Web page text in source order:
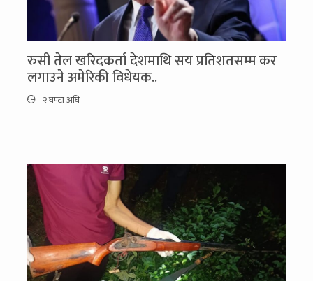
रुसी तेल खरिदकर्ता देशमाथि सय प्रतिशतसम्म कर
लगाउने अमेरिकी विधेयक..
२ घण्टा अघि